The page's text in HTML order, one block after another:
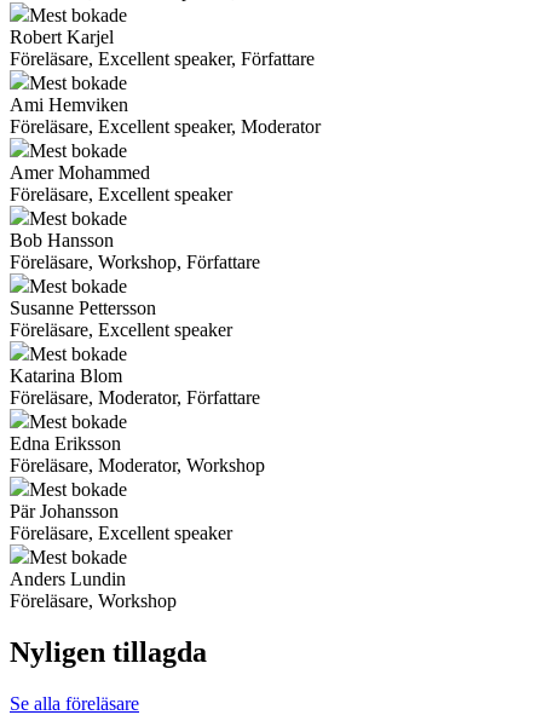
Mest bokade
Robert Karjel
Föreläsare, Excellent speaker, Författare
Mest bokade
Ami Hemviken
Föreläsare, Excellent speaker, Moderator
Mest bokade
Amer Mohammed
Föreläsare, Excellent speaker
Mest bokade
Bob Hansson
Föreläsare, Workshop, Författare
Mest bokade
Susanne Pettersson
Föreläsare, Excellent speaker
Mest bokade
Katarina Blom
Föreläsare, Moderator, Författare
Mest bokade
Edna Eriksson
Föreläsare, Moderator, Workshop
Mest bokade
Pär Johansson
Föreläsare, Excellent speaker
Mest bokade
Anders Lundin
Föreläsare, Workshop
Nyligen tillagda
Se alla föreläsare